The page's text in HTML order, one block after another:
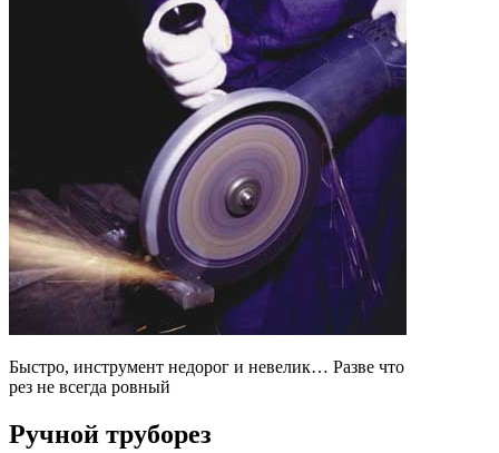
Быстро, инструмент недорог и невелик… Разве что
рез не всегда ровный
Ручной труборез